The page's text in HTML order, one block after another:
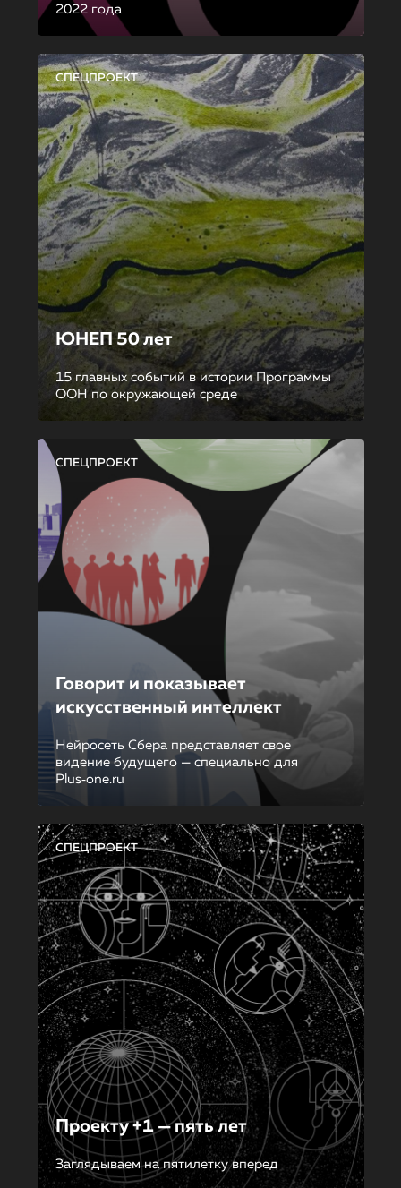
2022 года
СПЕЦПРОЕКТ
ЮНЕП 50 лет
15 главных событий в истории Программы
ООН по окружающей среде
СПЕЦПРОЕКТ
Говорит и показывает
искусственный интеллект
Нейросеть Сбера представляет свое
видение будущего — специально для
Plus‑one.ru
СПЕЦПРОЕКТ
Проекту +1 — пять лет
Заглядываем на пятилетку вперед